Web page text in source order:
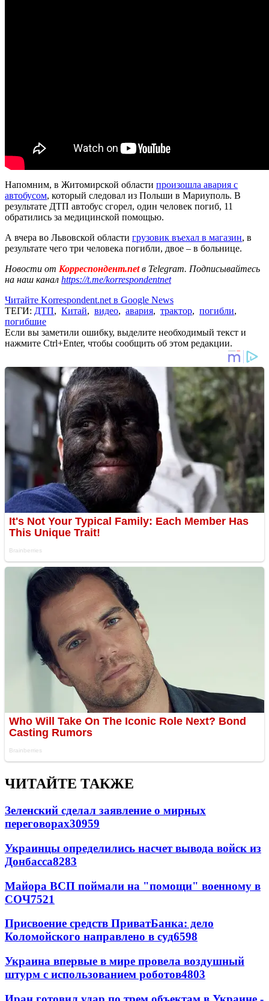
Напомним, в Житомирской области произошла авария с
автобусом, который следовал из Польши в Мариуполь. В
результате ДТП автобус сгорел, один человек погиб, 11
обратились за медицинской помощью.
А вчера во Львовской области грузовик въехал в магазин, в
результате чего три человека погибли, двое – в больнице.
Новости от Корреспондент.netв Telegram. Подписывайтесь
на наш канал https://t.me/korrespondentnet
Читайте Korrespondent.net в Google News
ТЕГИ: ДТП, Китай, видео, авария, трактор, погибли,
погибшие
Если вы заметили ошибку, выделите необходимый текст и
нажмите Ctrl+Enter, чтобы сообщить об этом редакции.
ЧИТАЙТЕ ТАКЖЕ
Зеленский сделал заявление о мирных
переговорах30959
Украинцы определились насчет вывода войск из
Донбасса8283
Майора ВСП поймали на "помощи" военному в
СОЧ7521
Присвоение средств ПриватБанка: дело
Коломойского направлено в суд6598
Украина впервые в мире провела воздушный
штурм с использованием роботов4803